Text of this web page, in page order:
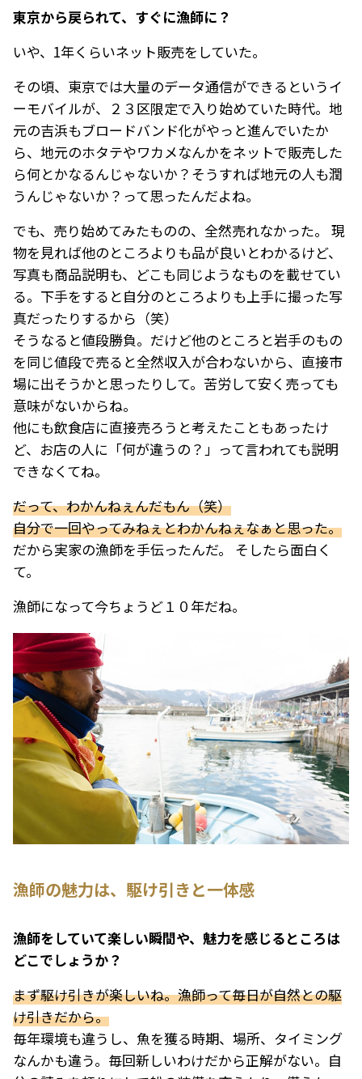
――東京から戻られて、すぐに漁師に？
いや、1年くらいネット販売をしていた。
その頃、東京では大量のデータ通信ができるというイ
ーモバイルが、２３区限定で入り始めていた時代。地
元の吉浜もブロードバンド化がやっと進んでいたか
ら、地元のホタテやワカメなんかをネットで販売した
ら何とかなるんじゃないか？そうすれば地元の人も潤
うんじゃないか？って思ったんだよね。
でも、売り始めてみたものの、全然売れなかった。 現
物を見れば他のところよりも品が良いとわかるけど、
写真も商品説明も、どこも同じようなものを載せてい
る。下手をすると自分のところよりも上手に撮った写
真だったりするから（笑）
そうなると値段勝負。だけど他のところと岩手のもの
を同じ値段で売ると全然収入が合わないから、直接市
場に出そうかと思ったりして。苦労して安く売っても
意味がないからね。
他にも飲食店に直接売ろうと考えたこともあったけ
ど、お店の人に「何が違うの？」って言われても説明
できなくてね。
だって、わかんねぇんだもん（笑）
自分で一回やってみねぇとわかんねぇなぁと思った。
だから実家の漁師を手伝ったんだ。 そしたら面白く
て。
漁師になって今ちょうど１０年だね。
漁師の魅力は、駆け引きと一体感
――漁師をしていて楽しい瞬間や、魅力を感じるところは
どこでしょうか？
まず駆け引きが楽しいね。漁師って毎日が自然との駆
け引きだから。
毎年環境も違うし、魚を獲る時期、場所、タイミング
なんかも違う。毎回新しいわけだから正解がない。自